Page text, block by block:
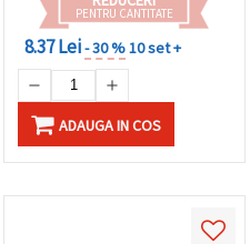
PENTRU CANTITATE
8.37 Lei- 30 %10 set +
ADAUGA IN COS